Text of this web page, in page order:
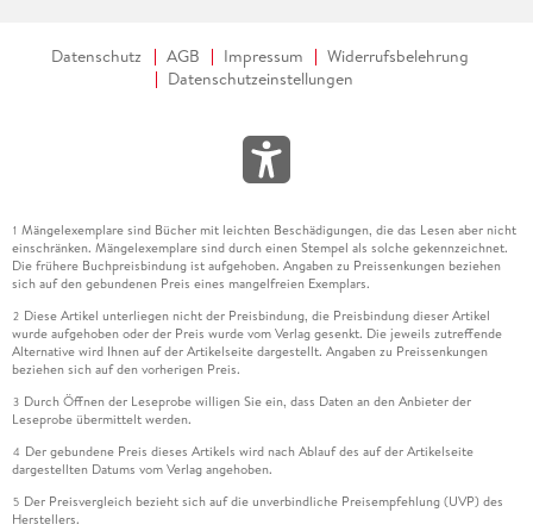
Datenschutz AGB Impressum
Widerrufsbelehrung
Datenschutzeinstellungen
1 Mängelexemplare sind Bücher mit leichten Beschädigungen, die das Lesen aber nicht
einschränken. Mängelexemplare sind durch einen Stempel als solche gekennzeichnet.
Die frühere Buchpreisbindung ist aufgehoben. Angaben zu Preissenkungen beziehen
sich auf den gebundenen Preis eines mangelfreien Exemplars.
2 Diese Artikel unterliegen nicht der Preisbindung, die Preisbindung dieser Artikel
wurde aufgehoben oder der Preis wurde vom Verlag gesenkt. Die jeweils zutreffende
Alternative wird Ihnen auf der Artikelseite dargestellt. Angaben zu Preissenkungen
beziehen sich auf den vorherigen Preis.
3 Durch Öffnen der Leseprobe willigen Sie ein, dass Daten an den Anbieter der
Leseprobe übermittelt werden.
4 Der gebundene Preis dieses Artikels wird nach Ablauf des auf der Artikelseite
dargestellten Datums vom Verlag angehoben.
5 Der Preisvergleich bezieht sich auf die unverbindliche Preisempfehlung (UVP) des
Herstellers.